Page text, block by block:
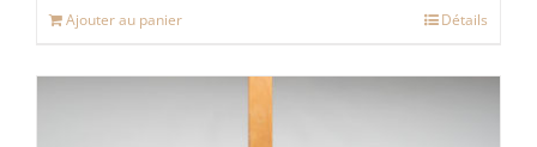
Ajouter au panier Détails